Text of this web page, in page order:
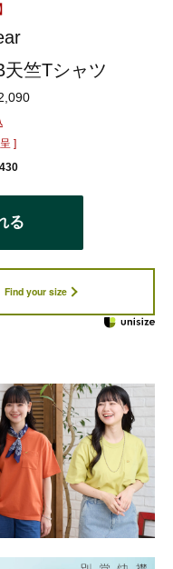
天竺Tシャツ
]
る
Find your size